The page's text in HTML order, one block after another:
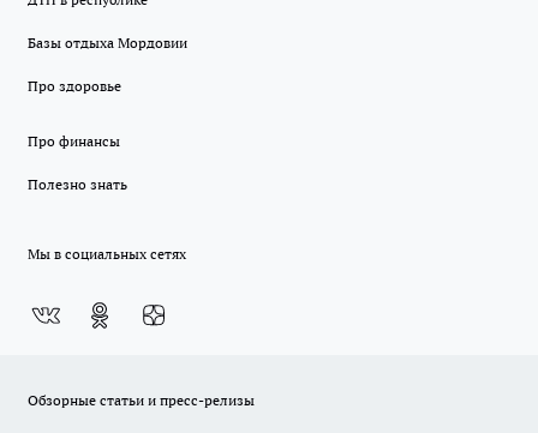
Базы отдыха Мордовии
Про здоровье
Про финансы
Полезно знать
Мы в социальных сетях
Обзорные статьи и пресс-релизы